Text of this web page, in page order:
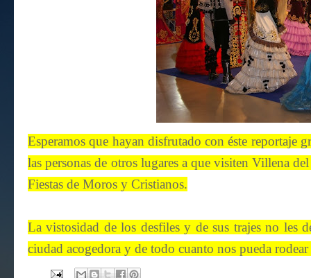
Esperamos que hayan disfrutado con éste reportaje
las personas de otros lugares a que visiten Villena
Fiestas de Moros y Cristianos.
La vistosidad de los desfiles y de sus trajes no les
ciudad acogedora y de todo cuanto nos pueda rodear